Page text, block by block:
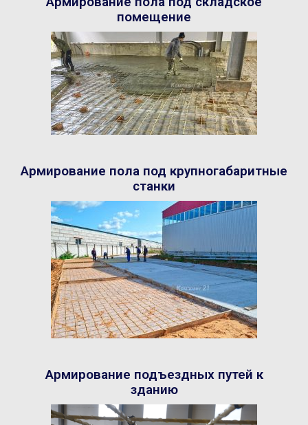
помещение
Армирование пола под крупногабаритные
станки
Армирование подъездных путей к
зданию